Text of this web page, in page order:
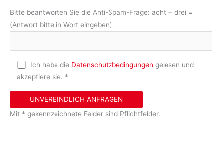
Bitte beantworten Sie die Anti-Spam-Frage: acht + drei =
(Antwort bitte in Wort eingeben)
Ich habe die Datenschutzbedingungen gelesen und
akzeptiere sie. *
Mit * gekennzeichnete Felder sind Pflichtfelder.